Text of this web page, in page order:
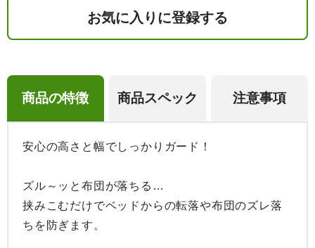
お気に入りに登録する
商品の特徴 商品スペック 注意事項
安心の高さと幅でしっかりガード！
ズル～ッと布団が落ちる…
挟みこむだけでベッドからの転落や布団のズレ落
ちを防ぎます。